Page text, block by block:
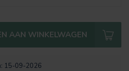
AAN WINKELWAGEN
15-09-2026